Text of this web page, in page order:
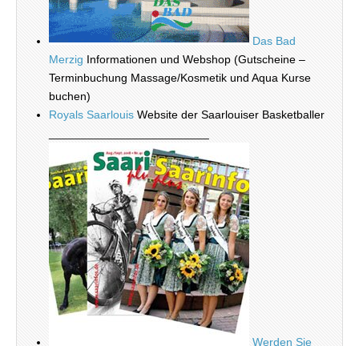
Das Bad
Merzig Informationen und Webshop (Gutscheine –
Terminbuchung Massage/Kosmetik und Aqua Kurse
buchen)
Royals Saarlouis Website der Saarlouiser Basketballer
Werden Sie